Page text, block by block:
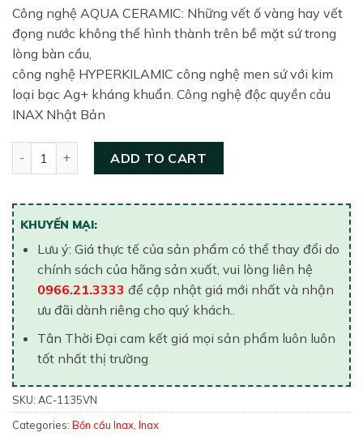
Công nghệ AQUA CERAMIC: Những vết ố vàng hay vết
đọng nước không thể hình thành trên bề mặt sứ trong
lòng bàn cầu,
công nghệ HYPERKILAMIC công nghệ men sứ với kim
loại bạc Ag+ kháng khuẩn. Công nghệ độc quyền cảu
INAX Nhật Bản
ADD TO CART
KHUYẾN MẠI:
Lưu ý: Giá thực tế của sản phẩm có thể thay đổi do
chính sách của hãng sản xuất, vui lòng liên hệ
0966.21.3333 để cập nhật giá mới nhất và nhận
ưu đãi dành riêng cho quý khách..
Tân Thời Đại cam kết giá mọi sản phẩm luôn luôn
tốt nhất thị trường
SKU: AC-1135VN
Categories: Bồn cầu Inax Inax